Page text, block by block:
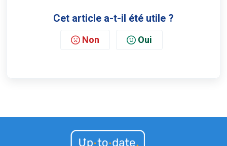
Cet article a-t-il été utile ?
Non Oui